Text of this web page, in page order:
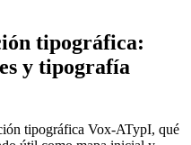
tipográfica:
y tipografía
tipográfica Vox-ATypI, qué